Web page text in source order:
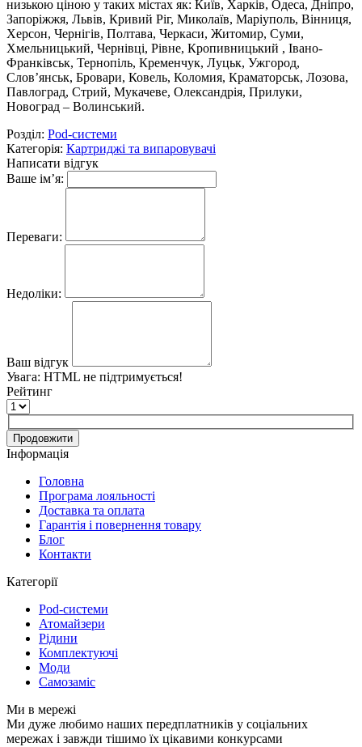
низькою ціною у таких містах як: Київ, Харків, Одеса, Дніпро,
Запоріжжя, Львів, Кривий Ріг, Миколаїв, Маріуполь, Вінниця,
Херсон, Чернігів, Полтава, Черкаси, Житомир, Суми,
Хмельницький, Чернівці, Рівне, Кропивницький , Івано-
Франківськ, Тернопіль, Кременчук, Луцьк, Ужгород,
Слов’янськ, Бровари, Ковель, Коломия, Краматорськ, Лозова,
Павлоград, Стрий, Мукачеве, Олександрія, Прилуки,
Новоград – Волинський.
Розділ: Pod-системи
Категорія: Картриджі та випаровувачі
Написати відгук
Ваше ім’я:
Переваги:
Недоліки:
Ваш відгук
Увага: HTML не підтримується!
Рейтинг
Продовжити
Інформація
Головна
Програма лояльності
Доставка та оплата
Гарантія і повернення товару
Блог
Контакти
Категорії
Pod-системи
Атомайзери
Рідини
Комплектуючі
Моди
Самозаміс
Ми в мережі
Ми дуже любимо наших передплатників у соціальних
мережах і завжди тішимо їх цікавими конкурсами